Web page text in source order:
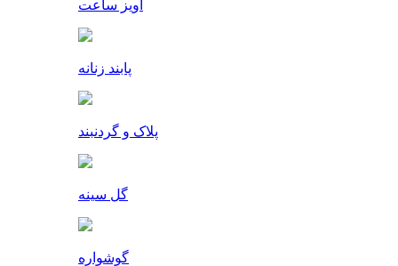
آویز ساعت
پابند زنانه
پلاک و گردنبند
گل سینه
گوشواره